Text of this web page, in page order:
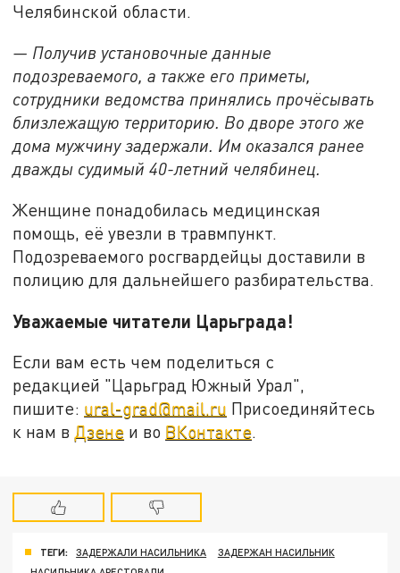
Челябинской области.
— Получив установочные данные
подозреваемого, а также его приметы,
сотрудники ведомства принялись прочёсывать
близлежащую территорию. Во дворе этого же
дома мужчину задержали. Им оказался ранее
дважды судимый 40-летний челябинец.
Женщине понадобилась медицинская
помощь, её увезли в травмпункт.
Подозреваемого росгвардейцы доставили в
полицию для дальнейшего разбирательства.
Уважаемые читатели Царьграда!
Если вам есть чем поделиться с
редакцией "Царьград Южный Урал",
пишите: ural-grad@mail.ru Присоединяйтесь
к нам в Дзене и во ВКонтакте.
ТЕГИ: ЗАДЕРЖАЛИ НАСИЛЬНИКА
ЗАДЕРЖАН НАСИЛЬНИК